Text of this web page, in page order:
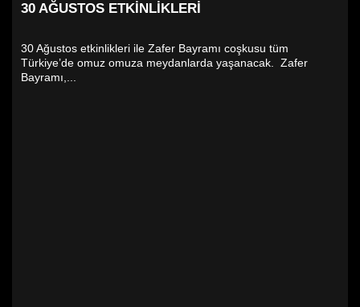
30 AĞUSTOS ETKINLIKLERI
30 Ağustos etkinlikleri ile Zafer Bayramı coşkusu tüm
Türkiye’de omuz omuza meydanlarda yaşanacak. Zafer
Bayramı,...